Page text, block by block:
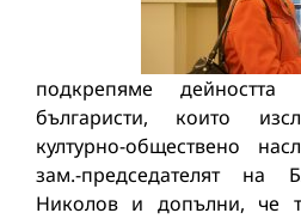
подкрепяме
българисти, които
културно-обществено
зам.-председателят на
Николов и допълни, че